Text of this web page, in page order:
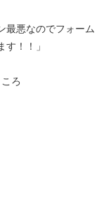
最悪なのでフォーム
！！」
ろ